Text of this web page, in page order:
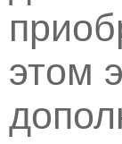
этом